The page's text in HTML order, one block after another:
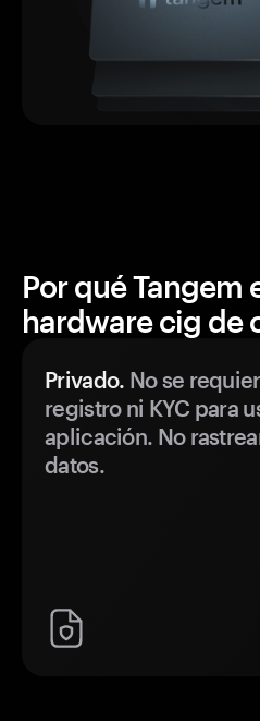
Por qué Tangem
hardware cig de
Privado. No se
registro ni KYC para
aplicación. No
datos.